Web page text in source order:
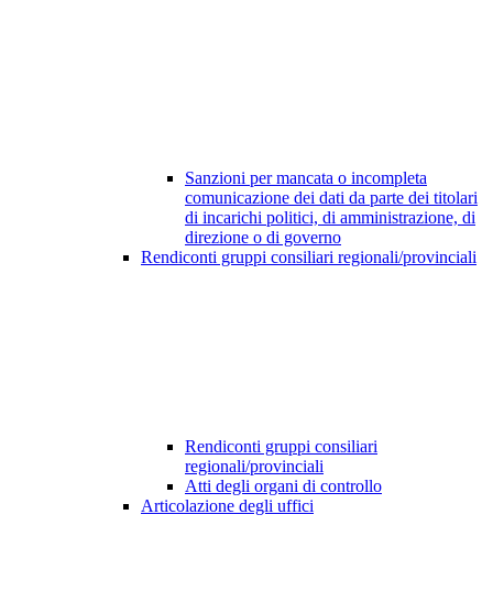
Sanzioni per mancata o incompleta
comunicazione dei dati da parte dei titolari
di incarichi politici, di amministrazione, di
direzione o di governo
Rendiconti gruppi consiliari regionali/provinciali
Rendiconti gruppi consiliari
regionali/provinciali
Atti degli organi di controllo
Articolazione degli uffici